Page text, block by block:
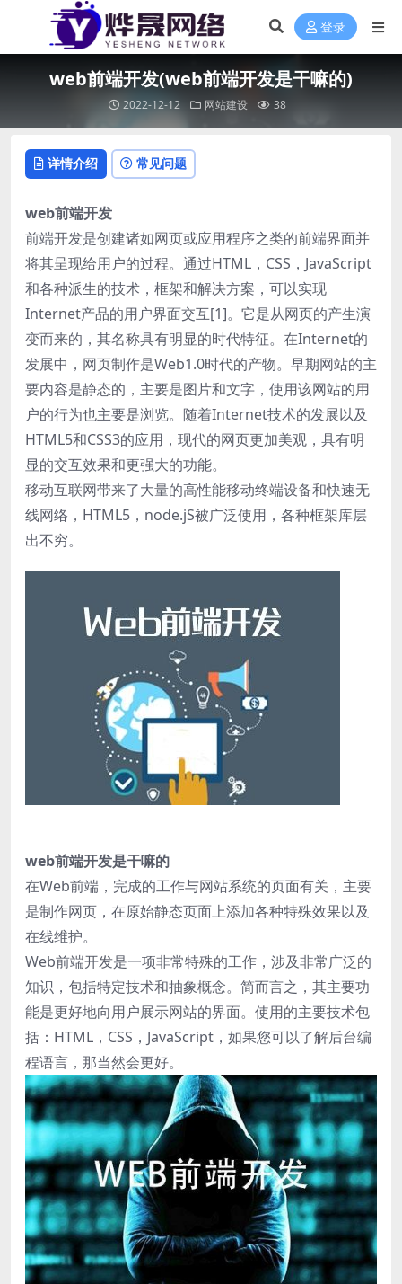
登录
web前端开发(web前端开发是干嘛的)
2022-12-12 网站建设 38
详情介绍 常见问题
web前端开发
前端开发是创建诸如网页或应用程序之类的前端界面并
将其呈现给用户的过程。通过HTML，CSS，JavaScript
和各种派生的技术，框架和解决方案，可以实现
Internet产品的用户界面交互[1]。它是从网页的产生演
变而来的，其名称具有明显的时代特征。在Internet的
发展中，网页制作是Web1.0时代的产物。早期网站的主
要内容是静态的，主要是图片和文字，使用该网站的用
户的行为也主要是浏览。随着Internet技术的发展以及
HTML5和CSS3的应用，现代的网页更加美观，具有明
显的交互效果和更强大的功能。
移动互联网带来了大量的高性能移动终端设备和快速无
线网络，HTML5，node.jS被广泛使用，各种框架库层
出不穷。
web前端开发是干嘛的
在Web前端，完成的工作与网站系统的页面有关，主要
是制作网页，在原始静态页面上添加各种特殊效果以及
在线维护。
Web前端开发是一项非常特殊的工作，涉及非常广泛的
知识，包括特定技术和抽象概念。简而言之，其主要功
能是更好地向用户展示网站的界面。使用的主要技术包
括：HTML，CSS，JavaScript，如果您可以了解后台编
程语言，那当然会更好。